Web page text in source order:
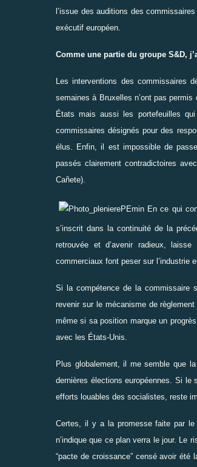
l’issue des auditions des
exécutif européen.
Comme une partie du groupe S&D,
Les interventions des commissaires
semaines à Bruxelles n’ont pas
États mais aussi les portefeuilles
commissaires désignés pour des
élus. Enfin, il est impossible de
passés clairement contradictoires
Cañete).
En ce qui
s’inscrit dans la continuité de la
retrouvée et d’avenir radieux,
commerciaux font peser sur l’industrie
Si la compétence de la commissaire
revenir sur le mécanisme de
même si sa position marque un
avec les États-Unis.
Plus globalement, il me semble que
dernières élections européennes. Si le
efforts louables des socialistes, reste
Certes, il y a la promesse faite par le
n’indique que ce plan verra le jour. Le
“pacte de croissance” censé avoir